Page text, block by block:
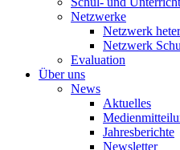
Netzwerke
Netzwerk
Netzwerk
Evaluation
Über uns
News
Aktuelles
Jahresberichte
Newsletter